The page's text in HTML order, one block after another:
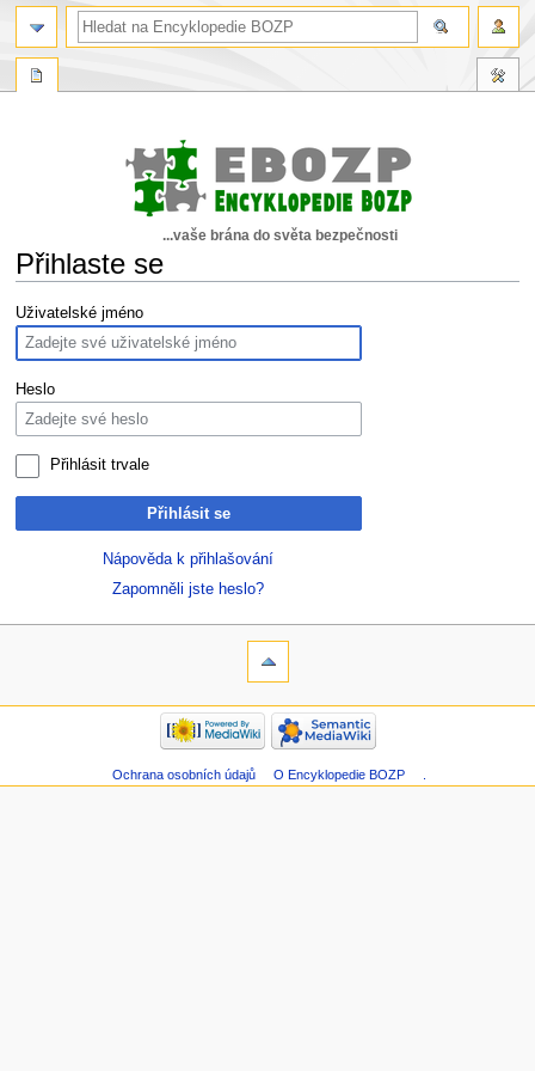
...vaše brána do světa bezpečnosti
Přihlaste se
Skočit
na
navigaci
Skočit
na
vyhledávání
Uživatelské jméno
Heslo
Přihlásit trvale
Přihlásit se
Nápověda k přihlašování
Zapomněli jste heslo?
Ochrana osobních údajů O Encyklopedie BOZP